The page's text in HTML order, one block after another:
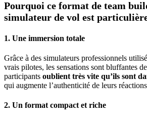
Pourquoi ce format de team
simulateur de vol est
1. Une immersion totale
Grâce à des simulateurs professionnels
vrais pilotes, les sensations sont bluffantes
participants oublient très vite qu’ils sont
qui augmente l’authenticité de leurs
2. Un format compact et riche